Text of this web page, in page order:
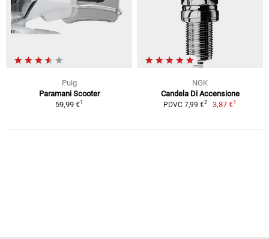
Puig
Paramani Scooter
59,99 €1
NGK
Candela Di Accensione
PDVC 7,99 €2 3,87 €1